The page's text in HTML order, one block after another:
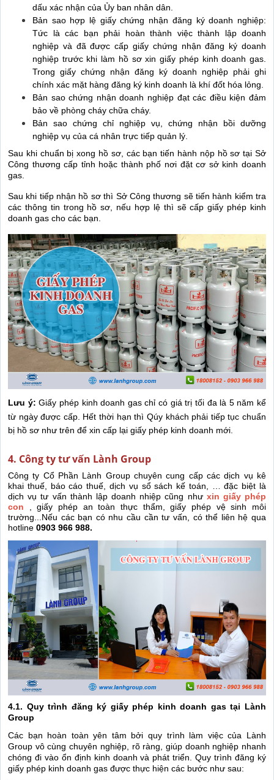
dấu xác nhận của Ủy ban nhân dân.
Bản sao hợp lệ giấy chứng nhận đăng ký doanh nghiệp:
Tức là các bạn phải hoàn thành việc thành lập doanh
nghiệp và đã được cấp giấy chứng nhận đăng ký doanh
nghiệp trước khi làm hồ sơ xin giấy phép kinh doanh gas.
Trong giấy chứng nhận đăng ký doanh nghiệp phải ghi
chính xác mặt hàng đăng ký kinh doanh là khí đốt hóa lỏng.
Bản sao chứng nhận doanh nghiệp đạt các điều kiện đảm
bảo về phòng cháy chữa cháy.
Bản sao chứng chỉ nghiệp vụ, chứng nhận bồi dưỡng
nghiệp vụ của cá nhân trực tiếp quản lý.
Sau khi chuẩn bị xong hồ sơ, các bạn tiến hành nộp hồ sơ tại Sở
Công thương cấp tỉnh hoặc thành phố nơi đặt cơ sở kinh doanh
gas.
Sau khi tiếp nhận hồ sơ thì Sở Công thương sẽ tiến hành kiểm tra
các thông tin trong hồ sơ, nếu hợp lệ thì sẽ cấp giấy phép kinh
doanh gas cho các bạn.
Lưu ý: Giấy phép kinh doanh gas chỉ có giá trị tối đa là 5 năm kể
từ ngày được cấp. Hết thời hạn thì Qúy khách phải tiếp tục chuẩn
bị hồ sơ như trên để xin cấp lại giấy phép kinh doanh mới.
4. Công ty tư vấn Lành Group
Công ty Cổ Phần Lành Group chuyên cung cấp các dịch vụ kê
khai thuế, báo cáo thuế, dịch vụ sổ sách kế toán, … đặc biệt là
dịch vụ tư vấn thành lập doanh nhiệp cũng như xin giấy phép
con , giấy phép an toàn thực thẩm, giấy phép vệ sinh môi
trường...Nếu các bạn có nhu cầu cần tư vấn, có thể liên hệ qua
hotline 0903 966 988.
4.1. Quy trình đăng ký giấy phép kinh doanh gas tại Lành
Group
Các bạn hoàn toàn yên tâm bởi quy trình làm việc của Lành
Group vô cùng chuyên nghiệp, rõ ràng, giúp doanh nghiệp nhanh
chóng đi vào ổn định kinh doanh và phát triển. Quy trình đăng ký
giấy phép kinh doanh gas được thực hiện các bước như sau: